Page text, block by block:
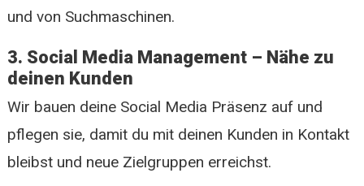
und von Suchmaschinen.
3. Social Media Management – Nähe zu
deinen Kunden
Wir bauen deine Social Media Präsenz auf und
pflegen sie, damit du mit deinen Kunden in Kontakt
bleibst und neue Zielgruppen erreichst.